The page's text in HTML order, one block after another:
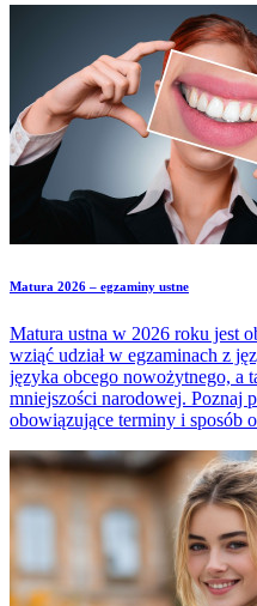
pisemnego na poziomie
Matura 2026 – egzaminy ustne
Matura ustna w 2026 roku jest
wziąć udział w egzaminach z
języka obcego nowożytnego, a
mniejszości narodowej. Poznaj
obowiązujące terminy i sposób